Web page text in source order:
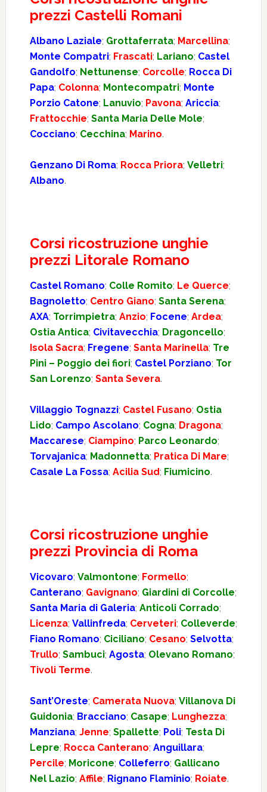
prezzi Castelli Romani
Albano Laziale; Grottaferrata; Marcellina;
Monte Compatri; Frascati; Lariano; Castel
Gandolfo; Nettunense; Corcolle; Rocca Di
Papa; Colonna; Montecompatri; Monte
Porzio Catone; Lanuvio; Pavona; Ariccia;
Frattocchie; Santa Maria Delle Mole;
Cocciano; Cecchina; Marino.
Genzano Di Roma; Rocca Priora; Velletri;
Albano.
Corsi ricostruzione unghie
prezzi Litorale Romano
Castel Romano; Colle Romito; Le Querce;
Bagnoletto; Centro Giano; Santa Serena;
AXA; Torrimpietra; Anzio; Focene; Ardea;
Ostia Antica; Civitavecchia; Dragoncello;
Isola Sacra; Fregene; Santa Marinella; Tre
Pini – Poggio dei fiori; Castel Porziano; Tor
San Lorenzo; Santa Severa.
Villaggio Tognazzi; Castel Fusano; Ostia
Lido; Campo Ascolano; Cogna; Dragona;
Maccarese; Ciampino; Parco Leonardo;
Torvajanica; Madonnetta; Pratica Di Mare;
Casale La Fossa; Acilia Sud; Fiumicino.
Corsi ricostruzione unghie
prezzi Provincia di Roma
Vicovaro; Valmontone; Formello;
Canterano; Gavignano; Giardini di Corcolle;
Santa Maria di Galeria; Anticoli Corrado;
Licenza; Vallinfreda; Cerveteri; Colleverde;
Fiano Romano; Ciciliano; Cesano; Selvotta;
Trullo; Sambuci; Agosta; Olevano Romano;
Tivoli Terme.
Sant’Oreste; Camerata Nuova; Villanova Di
Guidonia; Bracciano; Casape; Lunghezza;
Manziana; Jenne; Spallette; Poli; Testa Di
Lepre; Rocca Canterano; Anguillara;
Percile; Moricone; Colleferro; Gallicano
Nel Lazio; Affile; Rignano Flaminio; Roiate.